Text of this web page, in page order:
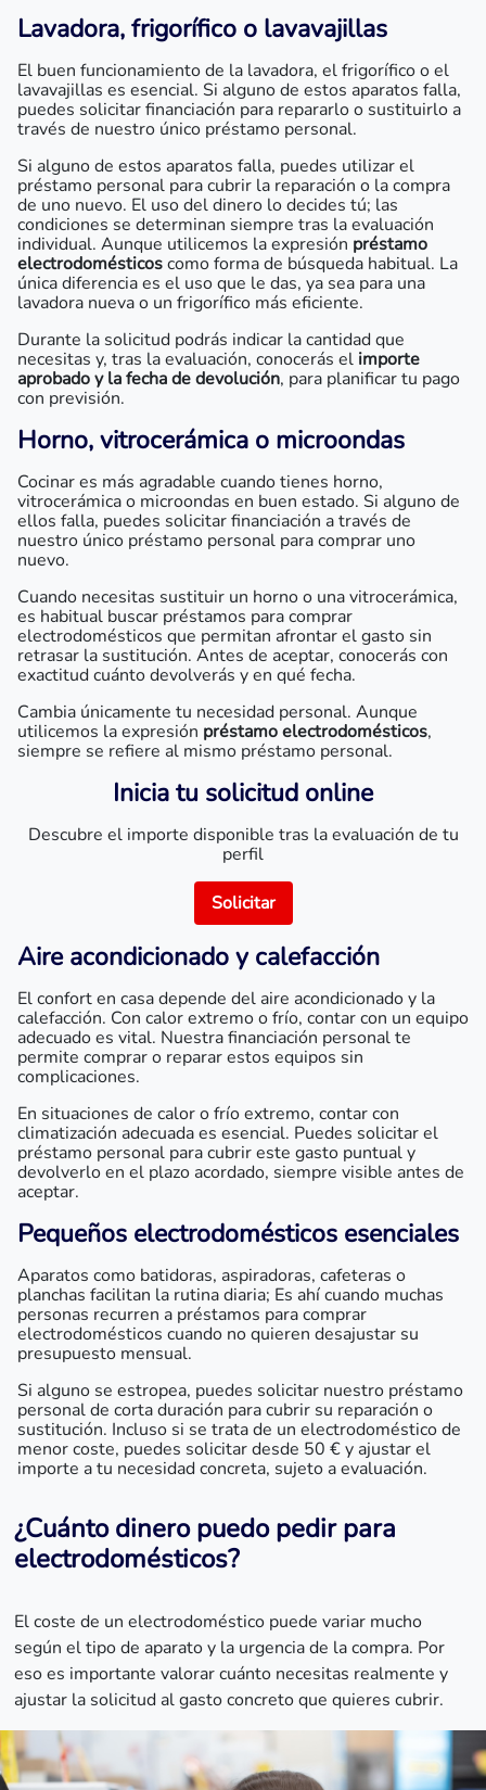
Lavadora, frigorífico o lavavajillas
El buen funcionamiento de la lavadora, el frigorífico o el
lavavajillas es esencial. Si alguno de estos aparatos falla,
puedes solicitar financiación para repararlo o sustituirlo a
través de nuestro único préstamo personal.
Si alguno de estos aparatos falla, puedes utilizar el
préstamo personal para cubrir la reparación o la compra
de uno nuevo. El uso del dinero lo decides tú; las
condiciones se determinan siempre tras la evaluación
individual. Aunque utilicemos la expresión préstamo
electrodomésticoscomo forma de búsqueda habitual. La
única diferencia es el uso que le das, ya sea para una
lavadora nueva o un frigorífico más eficiente.
Durante la solicitud podrás indicar la cantidad que
necesitas y, tras la evaluación, conocerás el importe
aprobado y la fecha de devolución, para planificar tu pago
con previsión.
Horno, vitrocerámica o microondas
Cocinar es más agradable cuando tienes horno,
vitrocerámica o microondas en buen estado. Si alguno de
ellos falla, puedes solicitar financiación a través de
nuestro único préstamo personal para comprar uno
nuevo.
Cuando necesitas sustituir un horno o una vitrocerámica,
es habitual buscar préstamos para comprar
electrodomésticos que permitan afrontar el gasto sin
retrasar la sustitución. Antes de aceptar, conocerás con
exactitud cuánto devolverás y en qué fecha.
Cambia únicamente tu necesidad personal. Aunque
utilicemos la expresión préstamo electrodomésticos,
siempre se refiere al mismo préstamo personal.
Inicia tu solicitud online
Descubre el importe disponible tras la evaluación de tu
perfil
Solicitar
Aire acondicionado y calefacción
El confort en casa depende del aire acondicionado y la
calefacción. Con calor extremo o frío, contar con un equipo
adecuado es vital. Nuestra financiación personal te
permite comprar o reparar estos equipos sin
complicaciones.
En situaciones de calor o frío extremo, contar con
climatización adecuada es esencial. Puedes solicitar el
préstamo personal para cubrir este gasto puntual y
devolverlo en el plazo acordado, siempre visible antes de
aceptar.
Pequeños electrodomésticos esenciales
Aparatos como batidoras, aspiradoras, cafeteras o
planchas facilitan la rutina diaria; Es ahí cuando muchas
personas recurren a préstamos para comprar
electrodomésticos cuando no quieren desajustar su
presupuesto mensual.
Si alguno se estropea, puedes solicitar nuestro préstamo
personal de corta duración para cubrir su reparación o
sustitución. Incluso si se trata de un electrodoméstico de
menor coste, puedes solicitar desde 50 € y ajustar el
importe a tu necesidad concreta, sujeto a evaluación.
¿Cuánto dinero puedo pedir para
electrodomésticos?
El coste de un electrodoméstico puede variar mucho
según el tipo de aparato y la urgencia de la compra. Por
eso es importante valorar cuánto necesitas realmente y
ajustar la solicitud al gasto concreto que quieres cubrir.